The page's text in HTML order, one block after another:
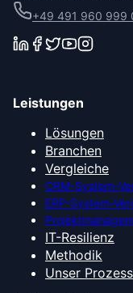
+49 491 960 999
Leistungen
Lösungen
Branchen
Vergleiche
CRM-System-
ERP-System-
IT-Resilienz
Methodik
Unser Prozess